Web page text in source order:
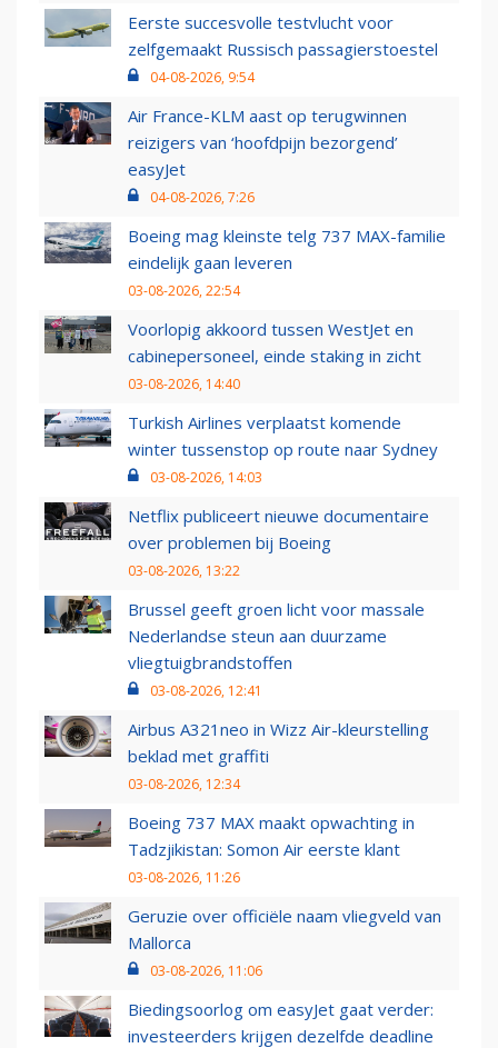
Eerste succesvolle testvlucht voor
zelfgemaakt Russisch passagierstoestel
04-08-2026, 9:54
Air France-KLM aast op terugwinnen
reizigers van ‘hoofdpijn bezorgend’
easyJet
04-08-2026, 7:26
Boeing mag kleinste telg 737 MAX-familie
eindelijk gaan leveren
03-08-2026, 22:54
Voorlopig akkoord tussen WestJet en
cabinepersoneel, einde staking in zicht
03-08-2026, 14:40
Turkish Airlines verplaatst komende
winter tussenstop op route naar Sydney
03-08-2026, 14:03
Netflix publiceert nieuwe documentaire
over problemen bij Boeing
03-08-2026, 13:22
Brussel geeft groen licht voor massale
Nederlandse steun aan duurzame
vliegtuigbrandstoffen
03-08-2026, 12:41
Airbus A321neo in Wizz Air-kleurstelling
beklad met graffiti
03-08-2026, 12:34
Boeing 737 MAX maakt opwachting in
Tadzjikistan: Somon Air eerste klant
03-08-2026, 11:26
Geruzie over officiële naam vliegveld van
Mallorca
03-08-2026, 11:06
Biedingsoorlog om easyJet gaat verder:
investeerders krijgen dezelfde deadline